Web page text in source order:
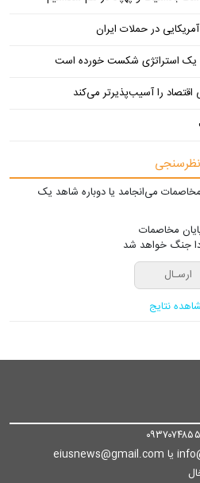
یک استراتژی شکست خورده است
اقتصاد را آسیب‌پذیرتر می‌کند
نظرسنجی
مخاصمات می‌انجامد یا دوباره شاهد یک
مخاصمات
جنگ خواهد شد
نتایج